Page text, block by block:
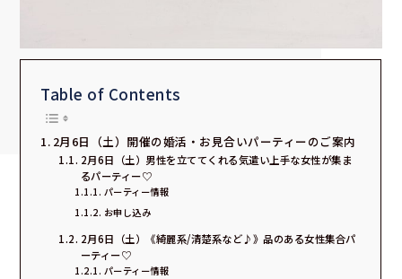
Table of Contents
2月6日（土）開催の婚活・お見合いパーティーのご案内
2月6日（土）男性を立ててくれる気遣い上手な女性が集ま
るパーティー♡
パーティー情報
お申し込み
2月6日（土）《綺麗系/清楚系など♪》品のある女性集合パ
ーティー♡
パーティー情報